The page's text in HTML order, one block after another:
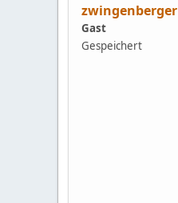
zwingenberger
Gast
Gespeichert